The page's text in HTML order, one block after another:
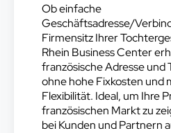
Ob einfache
Geschäftsadresse/
Firmensitz Ihrer
Rhein Business Center
französische Adresse und
ohne hohe Fixkosten und
Flexibilität. Ideal, um Ihre
französischen Markt zu
bei Kunden und Partnern